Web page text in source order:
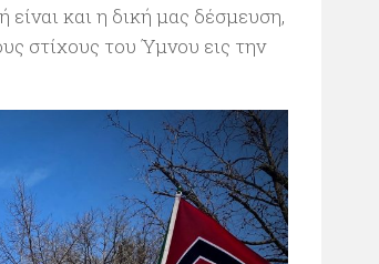
και η δική μας δέσμευση,
στίχους του Ύμνου εις την